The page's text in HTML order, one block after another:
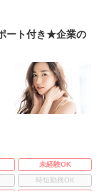
ート付き★企業の
未経験OK
時短勤務OK